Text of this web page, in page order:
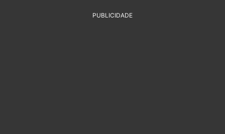
PUBLICIDADE